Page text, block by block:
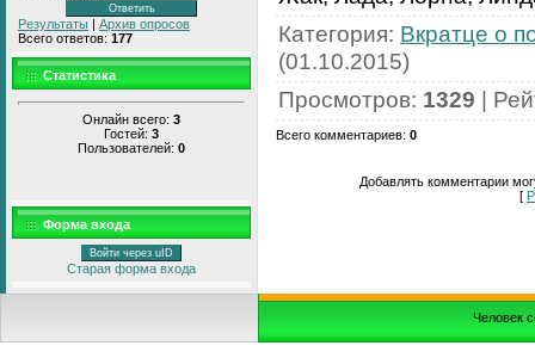
Результаты | Архив опросов
Всего ответов: 177
Статистика
Онлайн всего: 3
Гостей: 3
Пользователей: 0
Форма входа
Войти через uID
Старая форма входа
Категория: Вкратце о
(01.10.2015)
Просмотров: 1329 |
Всего комментариев: 0
Добавлять комментарии
[
Человек